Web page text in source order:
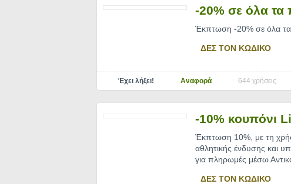
-20% σε όλα τα
Έκπτωση -20% σε όλα
ΔΕΣ ΤΟΝ ΚΩΔΙΚΟ
Έχει λήξει! Αναφορά 644 χρήσεις
-10% κουπόνι
Έκπτωση 10%, με τη
αθλητικής ένδυσης και
για πληρωμές μέσω
ΔΕΣ ΤΟΝ ΚΩΔΙΚΟ